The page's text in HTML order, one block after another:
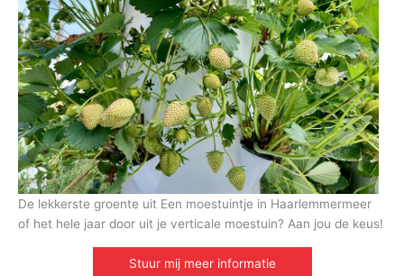
De lekkerste groente uit Een moestuintje in Haarlemmermeer
of het hele jaar door uit je verticale moestuin? Aan jou de keus!
Stuur mij meer informatie